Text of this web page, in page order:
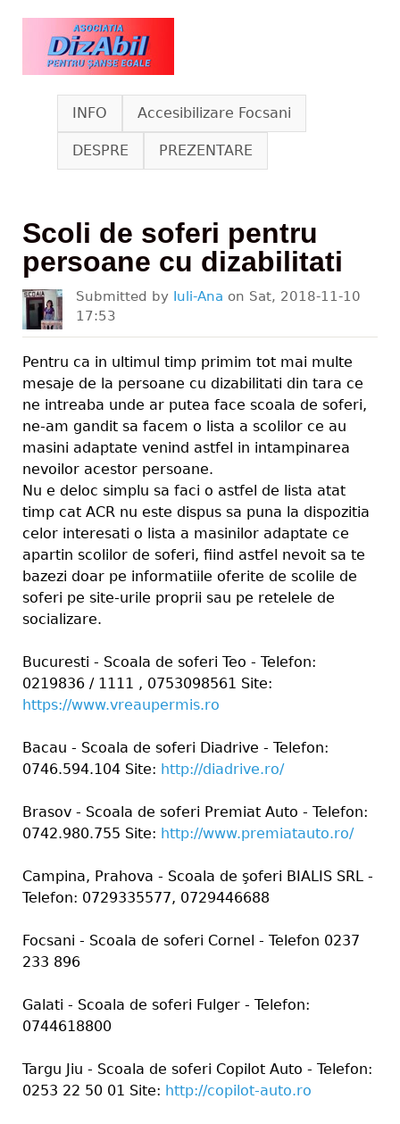
Skip to main content
www.dizabil.eu
INFO Accesibilizare Focsani
DESPRE PREZENTARE
Scoli de soferi pentru
persoane cu dizabilitati
Submitted by Iuli-Ana on Sat, 2018-11-10
17:53
Pentru ca in ultimul timp primim tot mai multe
mesaje de la persoane cu dizabilitati din tara ce
ne intreaba unde ar putea face scoala de soferi,
ne-am gandit sa facem o lista a scolilor ce au
masini adaptate venind astfel in intampinarea
nevoilor acestor persoane.
Nu e deloc simplu sa faci o astfel de lista atat
timp cat ACR nu este dispus sa puna la dispozitia
celor interesati o lista a masinilor adaptate ce
apartin scolilor de soferi, fiind astfel nevoit sa te
bazezi doar pe informatiile oferite de scolile de
soferi pe site-urile proprii sau pe retelele de
socializare.
Bucuresti - Scoala de soferi Teo - Telefon:
0219836 / 1111 , 0753098561 Site:
https://www.vreaupermis.ro
Bacau - Scoala de soferi Diadrive - Telefon:
0746.594.104 Site: http://diadrive.ro/
Brasov - Scoala de soferi Premiat Auto - Telefon:
0742.980.755 Site: http://www.premiatauto.ro/
Campina, Prahova - Scoala de şoferi BIALIS SRL -
Telefon: 0729335577, 0729446688
Focsani - Scoala de soferi Cornel - Telefon 0237
233 896
Galati - Scoala de soferi Fulger - Telefon:
0744618800
Targu Jiu - Scoala de soferi Copilot Auto - Telefon:
0253 22 50 01 Site: http://copilot-auto.ro